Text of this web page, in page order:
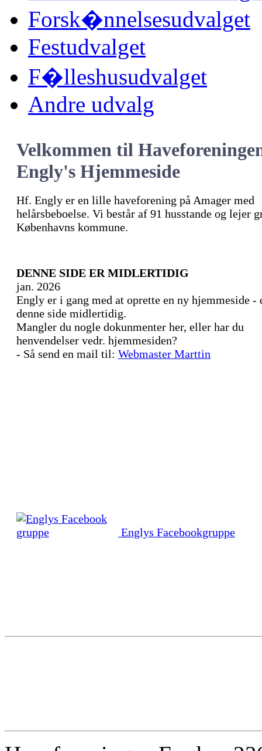
Forsk�nnelsesudvalget
Festudvalget
F�lleshusudvalget
Andre udvalg
Velkommen til
Engly's Hjemmeside
Hf. Engly er en lille haveforening på Amager med
helårsbeboelse. Vi består af 91 husstande og lejer
Københavns kommune.
DENNE SIDE ER MIDLERTIDIG
jan. 2026
Engly er i gang med at oprette en ny hjemmeside -
denne side midlertidig.
Mangler du nogle dokunmenter her, eller har du
henvendelser vedr. hjemmesiden?
- Så send en mail til: Webmaster Marttin
Englys Facebookgruppe